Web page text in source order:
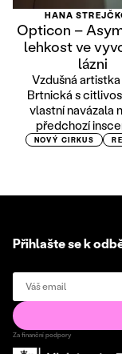
HANA
Opticon –
lehkost ve
lázni
Vzdušná artistka
Brtnická s
vlastní navázala
předchozí
NOVÝ CIRKUS
Přihlašte se k
Za finanční podpory